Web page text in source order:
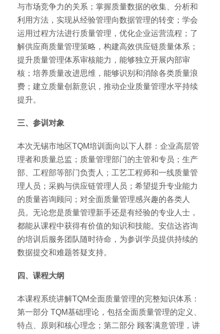
与市场竞争力的关系；掌握质量数据的收集、分析和
利用方法，实现从经验管理向数据管理的转变；学会
运用过程方法进行质量管理，优化企业运营流程；了
解供应商质量管理策略，构建高效供应链质量体系；
提升质量管理体系审核能力，能够独立开展内部审
核；培养质量改进思维，能够识别和消除各类质量浪
费；建立质量创新意识，推动企业质量管理水平持续
提升。
三、参训对象
本次无锡市地区TQM培训面向以下人群：企业高层管
理者和质量总监；质量管理部门的主管和专员；生产
部、工程部等部门负责人；工艺工程师和一线质量管
理人员；采购与供应链管理人员；希望提升专业能力
的质量咨询顾问；对全面质量管理感兴趣的各类人
员。无论您是质量管理新手还是有经验的专业人士，
都能从课程中获得有价值的知识和技能。安信达咨询
的培训后服务团队随时待命，为参训学员提供持续的
数据提交和难题答疑支持。
四、课程大纲
本课程系统讲解TQM全面质量管理的完整知识体系：
第一部分 TQM基础理论，包括全面质量管理的定义、
特点、原则和核心理念；第二部分 顾客满意管理，讲